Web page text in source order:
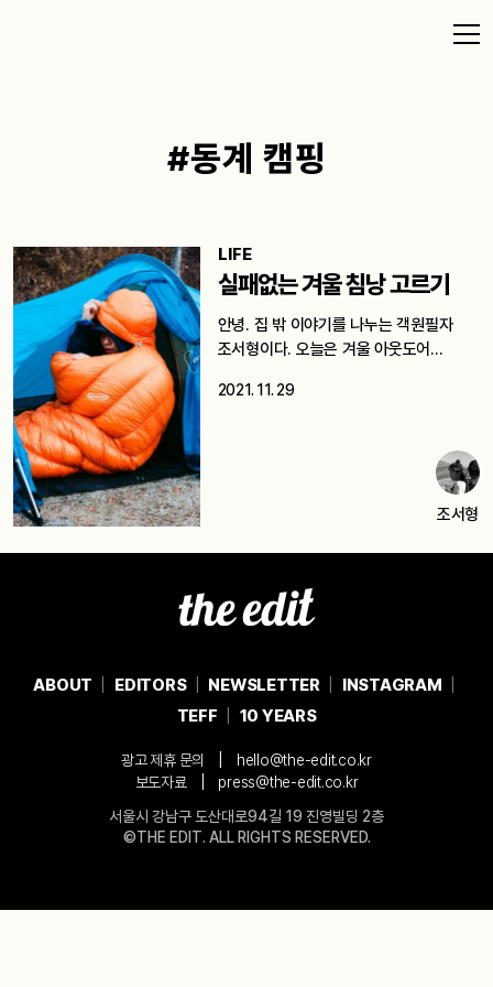
#동계 캠핑
LIFE
실패없는 겨울 침낭 고르기
안녕. 집 밖 이야기를 나누는 객원필자
조서형이다. 오늘은 겨울 아웃도어…
2021. 11. 29
조서형
ABOUT EDITORS NEWSLETTER
INSTAGRAM
TEFF
10 YEARS
광고 제휴 문의
hello@the-edit.co.kr
보도자료
press@the-edit.co.kr
서울시 강남구 도산대로94길 19 진영빌딩 2층
©THE EDIT. ALL RIGHTS RESERVED.